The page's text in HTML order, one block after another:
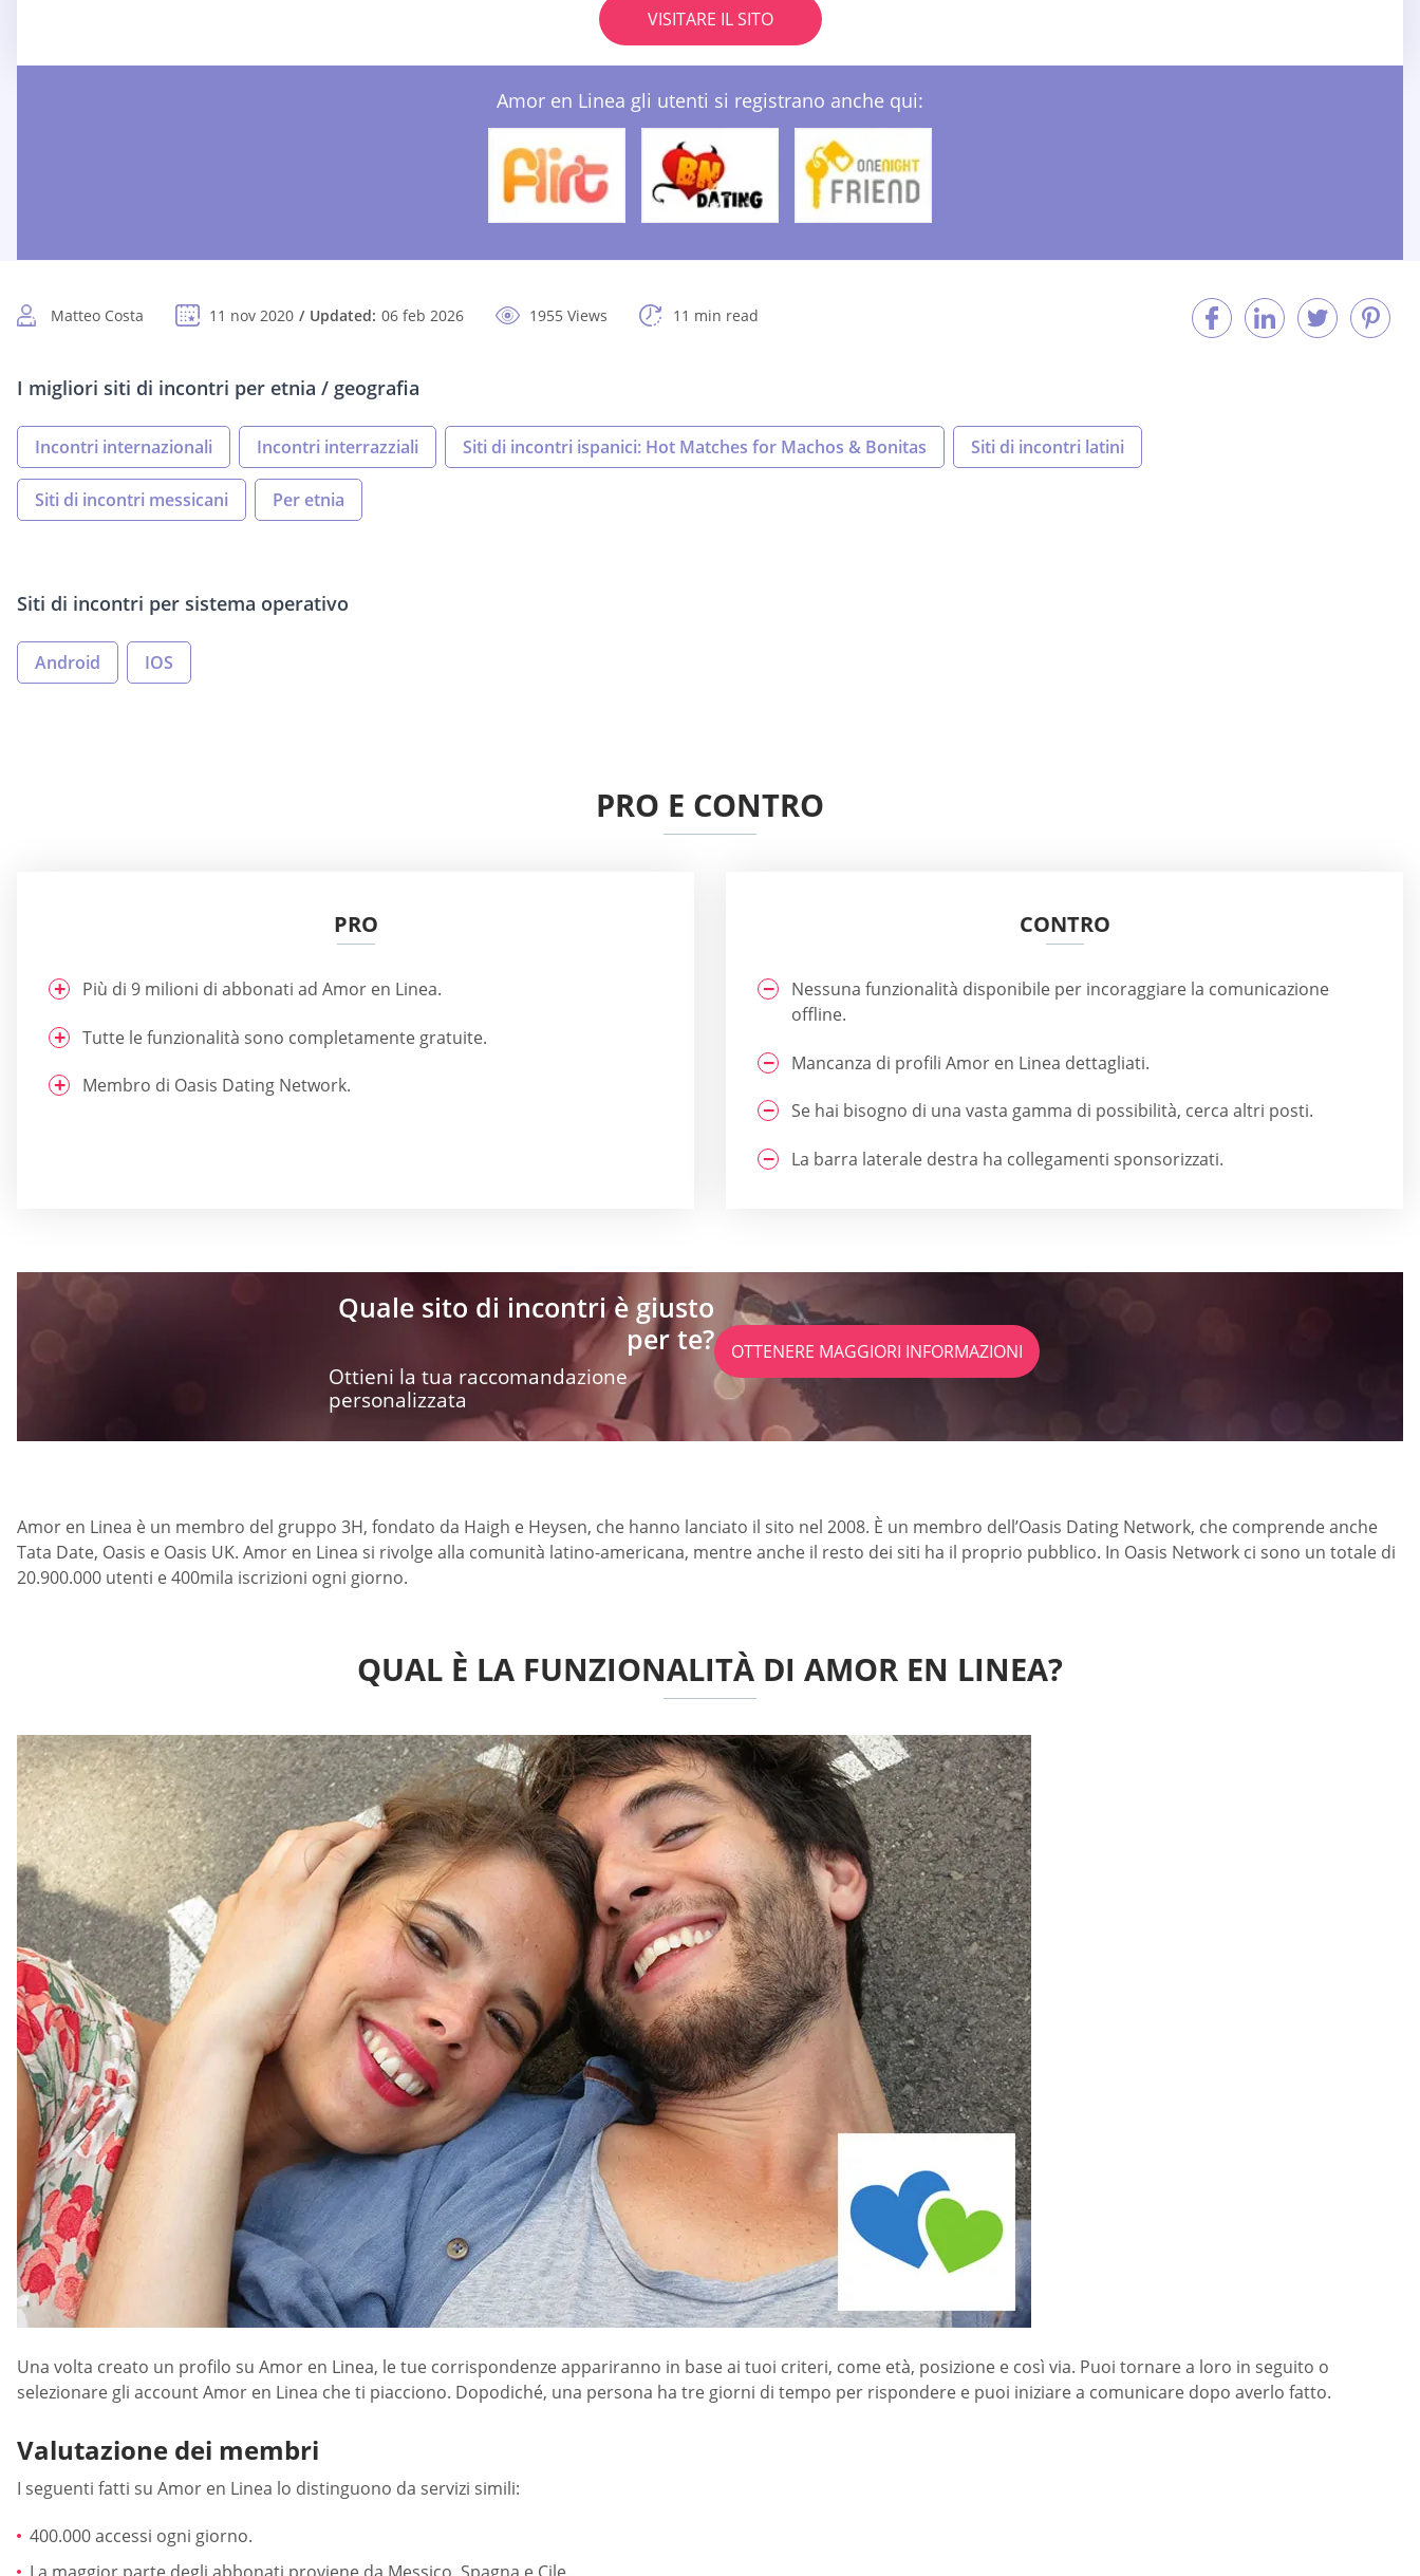
VISITARE IL SITO
Amor en Linea gli utenti si registrano anche qui:
Matteo Costa 11 nov 2020 Updated: 06 feb 2026 1955 Views 11 min read
I migliori siti di incontri per etnia / geografia
Incontri internazionali Incontri interrazziali Siti di incontri ispanici: Hot Matches for Machos & Bonitas Siti di incontri latini
Siti di incontri messicani Per etnia
Siti di incontri per sistema operativo
Android IOS
PRO E CONTRO
PRO
Più di 9 milioni di abbonati ad Amor en Linea.
Tutte le funzionalità sono completamente gratuite.
Membro di Oasis Dating Network.
CONTRO
Nessuna funzionalità disponibile per incoraggiare la comunicazione
offline.
Mancanza di profili Amor en Linea dettagliati.
Se hai bisogno di una vasta gamma di possibilità, cerca altri posti.
La barra laterale destra ha collegamenti sponsorizzati.
Quale sito di incontri è giusto
per te?
Ottieni la tua raccomandazione
personalizzata
OTTENERE MAGGIORI INFORMAZIONI
Amor en Linea è un membro del gruppo 3H, fondato da Haigh e Heysen, che hanno lanciato il sito nel 2008. È un membro dell’Oasis Dating Network, che comprende anche
Tata Date, Oasis e Oasis UK. Amor en Linea si rivolge alla comunità latino-americana, mentre anche il resto dei siti ha il proprio pubblico. In Oasis Network ci sono un totale di
20.900.000 utenti e 400mila iscrizioni ogni giorno.
QUAL È LA FUNZIONALITÀ DI AMOR EN LINEA?
Una volta creato un profilo su Amor en Linea, le tue corrispondenze appariranno in base ai tuoi criteri, come età, posizione e così via. Puoi tornare a loro in seguito o
selezionare gli account Amor en Linea che ti piacciono. Dopodiché, una persona ha tre giorni di tempo per rispondere e puoi iniziare a comunicare dopo averlo fatto.
Valutazione dei membri
I seguenti fatti su Amor en Linea lo distinguono da servizi simili:
400.000 accessi ogni giorno.